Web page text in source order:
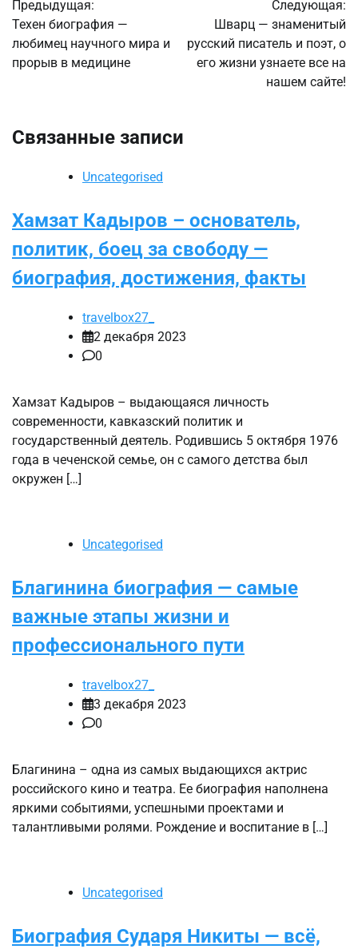
по
записям
Предыдущая:
Техен биография —
любимец научного мира и
прорыв в медицине
Следующая:
Шварц — знаменитый
русский писатель и поэт, о
его жизни узнаете все на
нашем сайте!
Связанные записи
Uncategorised
Хамзат Кадыров – основатель,
политик, боец за свободу —
биография, достижения, факты
travelbox27_
2 декабря 2023
0
Хамзат Кадыров – выдающаяся личность
современности, кавказский политик и
государственный деятель. Родившись 5 октября 1976
года в чеченской семье, он с самого детства был
окружен […]
Uncategorised
Благинина биография — самые
важные этапы жизни и
профессионального пути
travelbox27_
3 декабря 2023
0
Благинина – одна из самых выдающихся актрис
российского кино и театра. Ее биография наполнена
яркими событиями, успешными проектами и
талантливыми ролями. Рождение и воспитание в […]
Uncategorised
Биография Сударя Никиты — всё,